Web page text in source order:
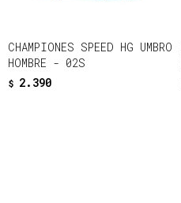
CHAMPIONES SPEED HG UMBRO
HOMBRE - 02S
$ 2.390